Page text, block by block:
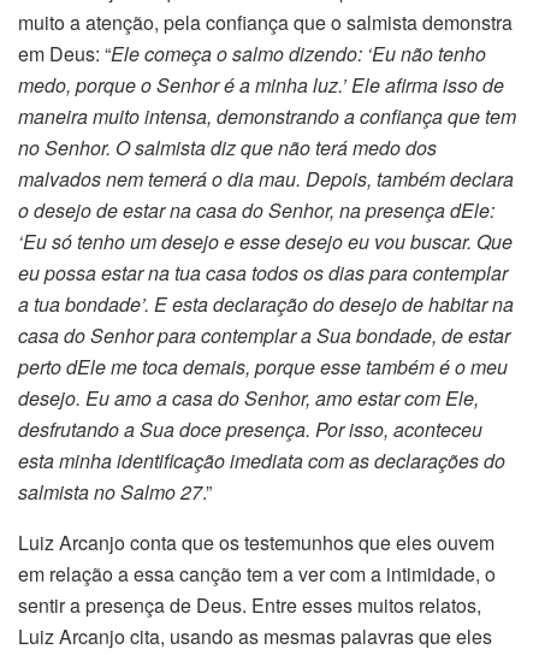
muito a atenção, pela confiança que o salmista demonstra
em Deus: “Ele começa o salmo dizendo: ‘Eu não tenho
medo, porque o Senhor é a minha luz.’ Ele afirma isso de
maneira muito intensa, demonstrando a confiança que tem
no Senhor. O salmista diz que não terá medo dos
malvados nem temerá o dia mau. Depois, também declara
o desejo de estar na casa do Senhor, na presença dEle:
‘Eu só tenho um desejo e esse desejo eu vou buscar. Que
eu possa estar na tua casa todos os dias para contemplar
a tua bondade’. E esta declaração do desejo de habitar na
casa do Senhor para contemplar a Sua bondade, de estar
perto dEle me toca demais, porque esse também é o meu
desejo. Eu amo a casa do Senhor, amo estar com Ele,
desfrutando a Sua doce presença. Por isso, aconteceu
esta minha identificação imediata com as declarações do
salmista no Salmo 27.”
Luiz Arcanjo conta que os testemunhos que eles ouvem
em relação a essa canção tem a ver com a intimidade, o
sentir a presença de Deus. Entre esses muitos relatos,
Luiz Arcanjo cita, usando as mesmas palavras que eles